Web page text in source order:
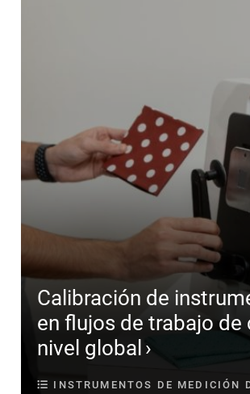
Calibración de
en flujos de trabajo de
nivel global
INSTRUMENTOS DE MEDICIÓN